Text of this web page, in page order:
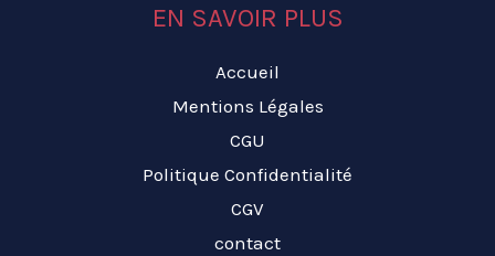
EN SAVOIR PLUS
Accueil
Mentions Légales
CGU
Politique Confidentialité
CGV
contact